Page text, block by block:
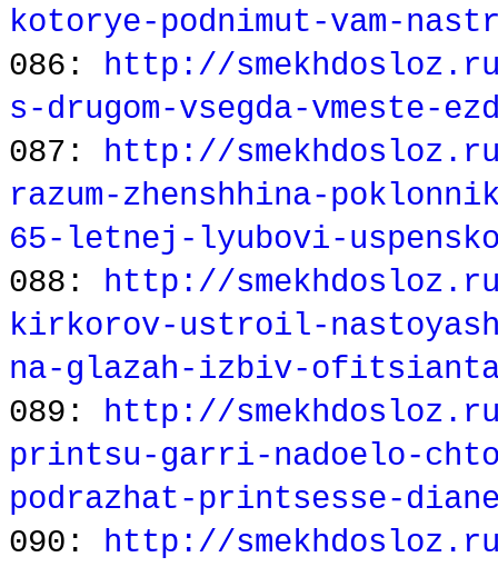
kotorye-podnimut-vam-
086: http://
s-drugom-vsegda-vmeste-
087: http://
razum-zhenshhina-
65-letnej-lyubovi-
088: http://
kirkorov-ustroil-
na-glazah-izbiv-
089: http://
printsu-garri-nadoelo-
podrazhat-printsesse-
090: http://